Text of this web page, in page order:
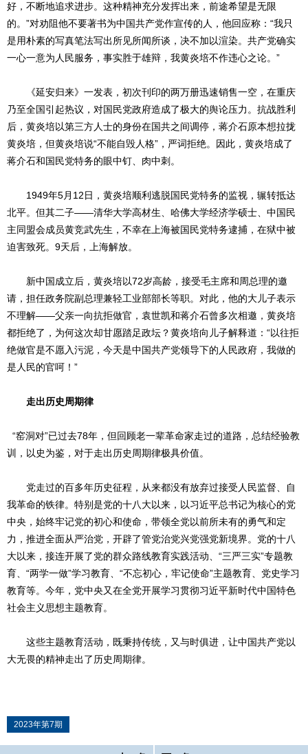
好，不断地追求进步。这种精神充分发挥出来，前途希望是无限
的。”对劝阻他不要著书为中国共产党作宣传的人，他回应称：“我只
是用朴素的写真笔法写出所见所闻所谈，决不加以渲染。共产党确实
一心一意为人民服务，事实胜于雄辩，我黄炎培不作违心之论。”
《延安归来》一发表，初次刊印的两万册迅速销售一空，在重庆
乃至全国引起热议，对国民党政府造成了极大的舆论压力。抗战胜利
后，黄炎培以第三方人士的身份在国共之间调停，蒋介石原本想拉拢
黄炎培，但黄炎培说“不能自毁人格”，严词拒绝。因此，黄炎培成了
蒋介石和国民党特务的眼中钉、肉中刺。
1949年5月12日，黄炎培顺利逃脱国民党特务的监视，辗转抵达
北平。但其二子——清华大学高材生、哈佛大学经济学硕士、中国民
主同盟会成员黄竞武先生，不幸在上海被国民党特务逮捕，在狱中被
迫害致死。9天后，上海解放。
新中国成立后，黄炎培以72岁高龄，接受毛主席和周总理的邀
请，担任政务院副总理兼轻工业部部长等职。对此，他的大儿子表示
不理解——父亲一向抗拒做官，袁世凯和蒋介石曾多次相邀，黄炎培
都拒绝了，为何这次却甘愿踏足政坛？黄炎培向儿子解释道：“以往拒
绝做官是不愿入污泥，今天是中国共产党领导下的人民政府，我做的
是人民的官呵！”
走出历史周期律
“窑洞对”已过去78年，但回顾老一辈革命家走过的道路，总结经验教
训，以史为鉴，对于走出历史周期律极具价值。
党走过的百多年历史征程，从来都没有放弃过接受人民监督、自
我革命的铁律。特别是党的十八大以来，以习近平总书记为核心的党
中央，始终牢记党的初心和使命，带领全党以前所未有的勇气和定
力，推进全面从严治党，开辟了管党治党兴党强党新境界。党的十八
大以来，接连开展了党的群众路线教育实践活动、“三严三实”专题教
育、“两学一做”学习教育、“不忘初心，牢记使命”主题教育、党史学习
教育等。今年，党中央又在全党开展学习贯彻习近平新时代中国特色
社会主义思想主题教育。
这些主题教育活动，既秉持传统，又与时俱进，让中国共产党以
大无畏的精神走出了历史周期律。
2023年第7期